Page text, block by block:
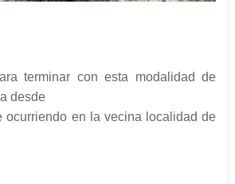
terminar con esta modalidad de
desde
ocurriendo en la vecina localidad de